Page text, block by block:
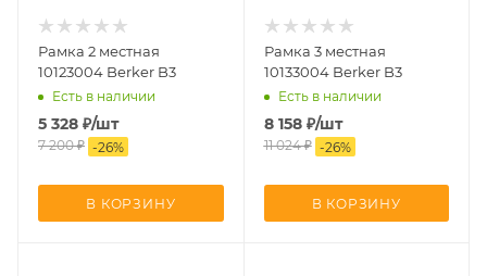
Рамка 2 местная
10123004 Berker B3
Есть в наличии
5 328 ₽/шт
7 200₽ -26%
В КОРЗИНУ
Рамка 3 местная
10133004 Berker B3
Есть в наличии
8 158₽/шт
11 024₽ -26%
В КОРЗИНУ